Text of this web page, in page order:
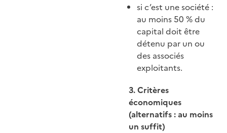
si c’est une société :
au moins 50 % du
capital doit être
détenu par un ou
des associés
exploitants.
3. Critères
économiques
(alternatifs : au moins
un suffit)